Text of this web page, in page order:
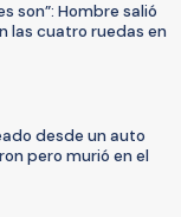
son”: Hombre salió
las cuatro ruedas en
desde un auto
pero murió en el